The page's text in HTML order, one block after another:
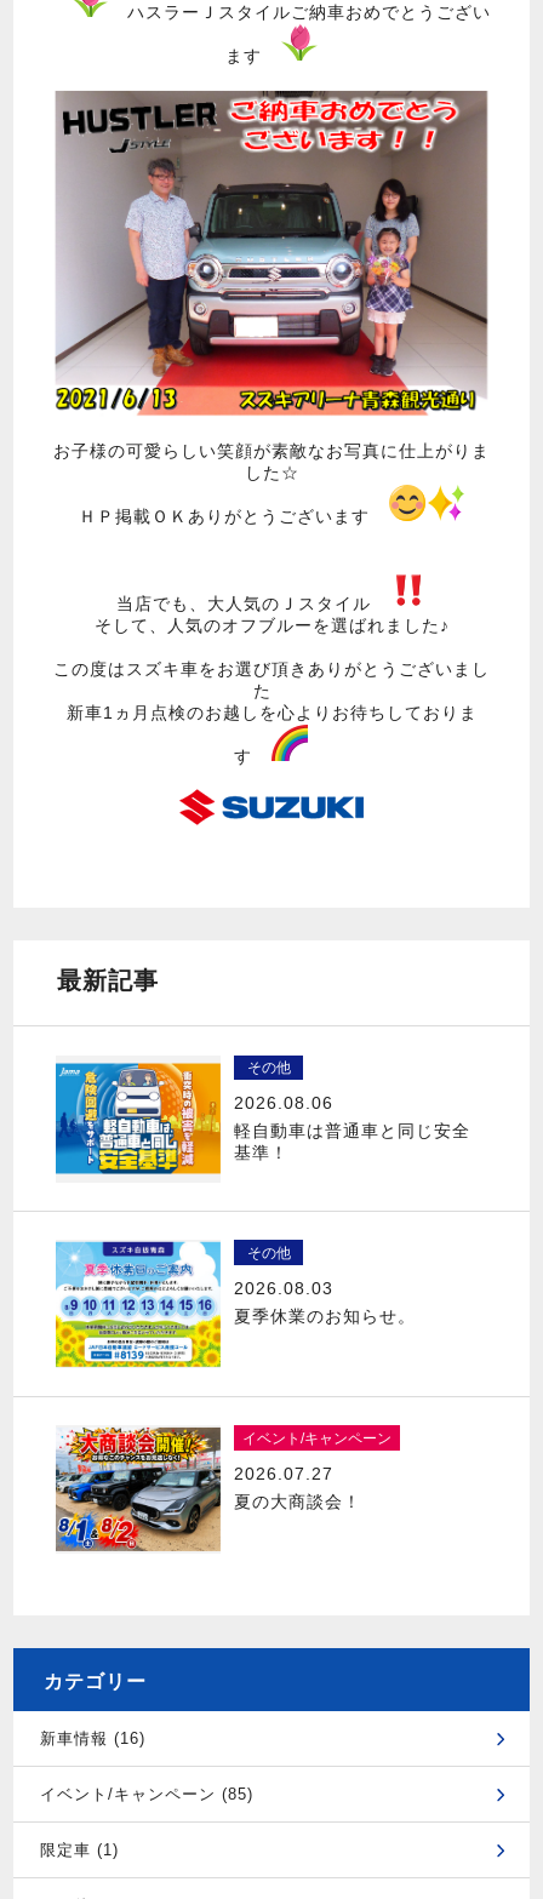
ハスラーＪスタイルご納車おめでとうござい
ます
お子様の可愛らしい笑顔が素敵なお写真に仕上がりま
した☆
ＨＰ掲載ＯＫありがとうございます
当店でも、大人気のＪスタイル
そして、人気のオフブルーを選ばれました♪
この度はスズキ車をお選び頂きありがとうございまし
た
新車1ヵ月点検のお越しを心よりお待ちしておりま
す
最新記事
その他
2026.08.06
軽自動車は普通車と同じ安全
基準！
その他
2026.08.03
夏季休業のお知らせ。
イベント/キャンペーン
2026.07.27
夏の大商談会！
カテゴリー
新車情報 (16)
イベント/キャンペーン (85)
限定車 (1)